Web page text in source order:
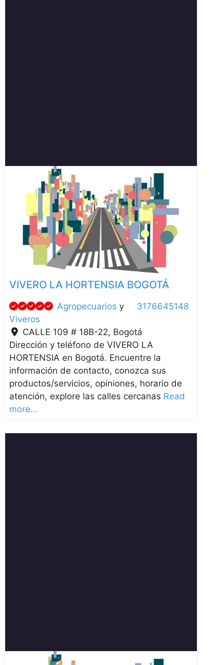
Anterior
VIVERO LA HORTENSIA BOGOTÁ
3176645148
Agropecuarios y
Viveros
CALLE 109 # 18B-22, Bogotá
Dirección y teléfono de VIVERO LA
HORTENSIA en Bogotá. Encuentre la
información de contacto, conozca sus
productos/servicios, opiniones, horario de
atención, explore las calles cercanas Read
more...